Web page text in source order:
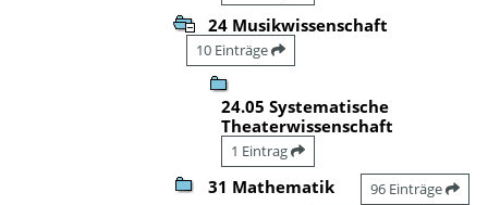
24 Musikwissenschaft
10 Einträge
24.05 Systematische
Theaterwissenschaft
1 Eintrag
31 Mathematik 96 Einträge